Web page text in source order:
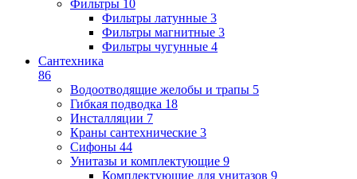
Фильтры 10
Фильтры латунные 3
Фильтры магнитные 3
Фильтры чугунные 4
Сантехника
86
Водоотводящие желобы и трапы 5
Гибкая подводка 18
Инсталляции 7
Краны сантехнические 3
Сифоны 44
Унитазы и комплектующие 9
Комплектующие для унитазов 9